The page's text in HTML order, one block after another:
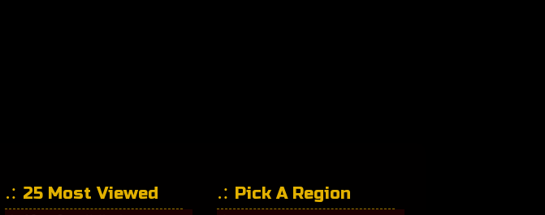
25 Most Viewed Pick A Region